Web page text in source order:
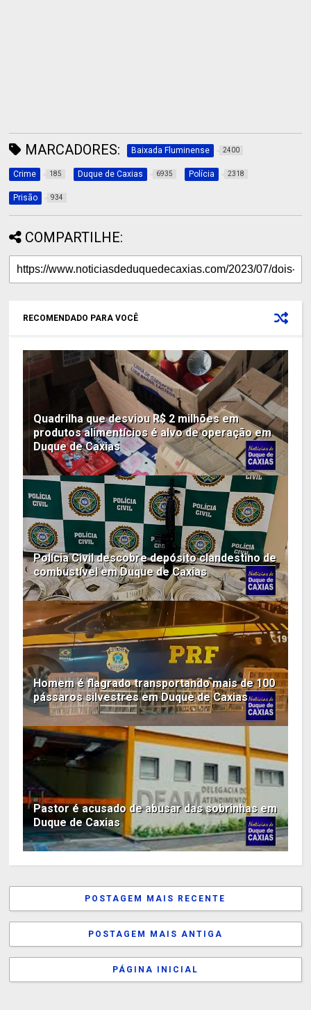
MARCADORES: Baixada Fluminense 2400
Crime 185 Duque de Caxias 6935 Polícia 2318
Prisão 934
COMPARTILHE:
RECOMENDADO PARA VOCÊ
Quadrilha que desviou R$ 2 milhões em
produtos alimentícios é alvo de operação em
Duque de Caxias
Polícia Civil descobre depósito clandestino de
combustível em Duque de Caxias
Homem é flagrado transportando mais de 100
pássaros silvestres em Duque de Caxias
Pastor é acusado de abusar das sobrinhas em
Duque de Caxias
POSTAGEM MAIS RECENTE
POSTAGEM MAIS ANTIGA
PÁGINA INICIAL